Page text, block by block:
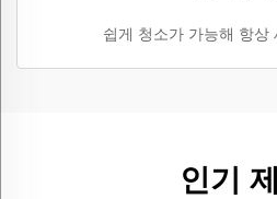
쉽게 청소가 가능해 항상
인기